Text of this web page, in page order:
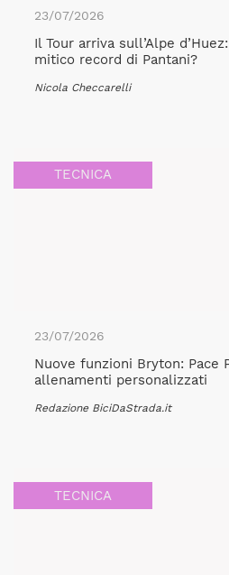
23/07/2026
Il Tour arriva sull’Alpe
mitico record di Pantani?
Nicola Checcarelli
TECNICA
23/07/2026
Nuove funzioni Bryton: Pace
allenamenti personalizzati
Redazione BiciDaStrada.it
TECNICA